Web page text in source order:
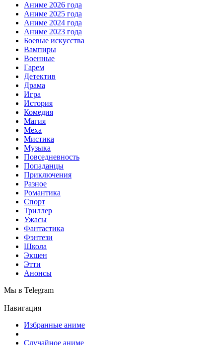
Аниме 2026 года
Аниме 2025 года
Аниме 2024 года
Аниме 2023 года
Боевые искусства
Вампиры
Военные
Гарем
Детектив
Драма
Игра
История
Комедия
Магия
Меха
Мистика
Музыка
Повседневность
Попаданцы
Приключения
Разное
Романтика
Спорт
Триллер
Ужасы
Фантастика
Фэнтези
Школа
Экшен
Этти
Анонсы
Мы в Telegram
Навигация
Избранные аниме
Случайное аниме